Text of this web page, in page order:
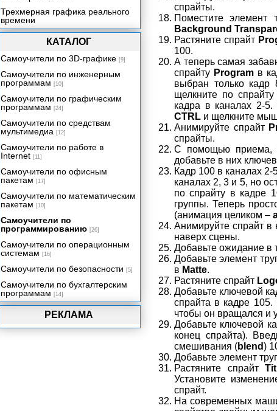
спрайты.
Поместите
Background
Растяните спрайт
100.
А теперь самая
спрайту Program в
выбран только
щелкните по
кадра в каналах 2-
CTRL и щелкните
Анимируйте спрайт
спрайты.
С помощью приема,
добавьте в них
Кадр 100 в каналах
каналах 2, 3 и 5, но
по спрайту в кадре
группы. Теперь
(анимация целиком –
Анимируйте спрайт в
наверх сцены.
Добавьте ожидание в
Добавьте элемент
в Matte.
Растяните спрайт
Добавьте ключевой
спрайта в кадре
чтобы он вращался и
Добавьте ключевой
конец спрайта).
смешивания (blend)
Добавьте элемент
Растяните спрайт
Установите
спрайт.
На современных
РЕКЛАМА
Трехмерная графика реального
времени
Создаем приложение:
Видеопрезентация
Упаковка вашего проекта
КАТАЛОГ
Самоучители по 3D-графике [9]
Самоучители по инженерным
программам [10]
Самоучители по графическим
программам [24]
Самоучители по средствам
мультимедиа [12]
Самоучители по работе в
Internet [11]
Самоучители по офисным
пакетам [17]
Самоучители по математическим
пакетам [10]
Самоучители по
программированию [26]
Самоучители по операционным
системам [16]
Самоучители по безопасности [5]
Самоучители по бухгалтерским
программам [14]